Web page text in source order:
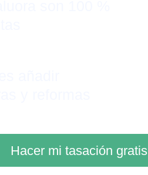
Hacer mi tasación gratis